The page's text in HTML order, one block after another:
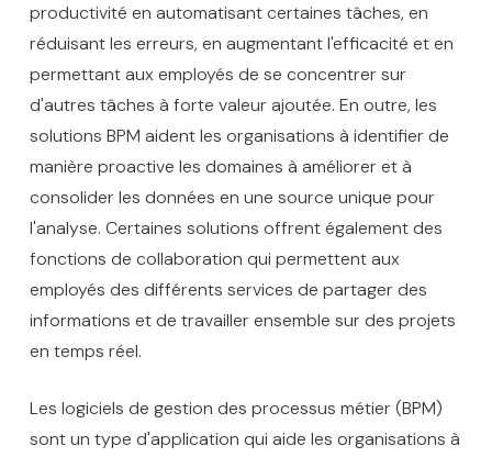
productivité en automatisant certaines tâches, en
réduisant les erreurs, en augmentant l'efficacité et en
permettant aux employés de se concentrer sur
d'autres tâches à forte valeur ajoutée. En outre, les
solutions BPM aident les organisations à identifier de
manière proactive les domaines à améliorer et à
consolider les données en une source unique pour
l'analyse. Certaines solutions offrent également des
fonctions de collaboration qui permettent aux
employés des différents services de partager des
informations et de travailler ensemble sur des projets
en temps réel.
Les logiciels de gestion des processus métier (BPM)
sont un type d'application qui aide les organisations à